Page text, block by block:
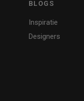
BLOGS
Inspiratie
Designers